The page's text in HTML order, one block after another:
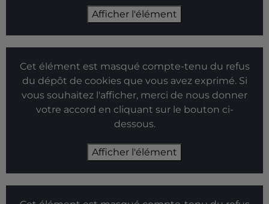
Afficher l'élément
Cet élément est masqué compte-tenu du refus
du dépôt de cookies que vous avez exprimé. Si
vous souhaitez l'afficher, merci de nous donner
votre accord en cliquant sur le bouton ci-
dessous.
Afficher l'élément